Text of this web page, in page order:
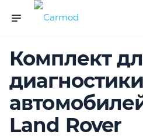
Комплект
диагностики
Land Rover